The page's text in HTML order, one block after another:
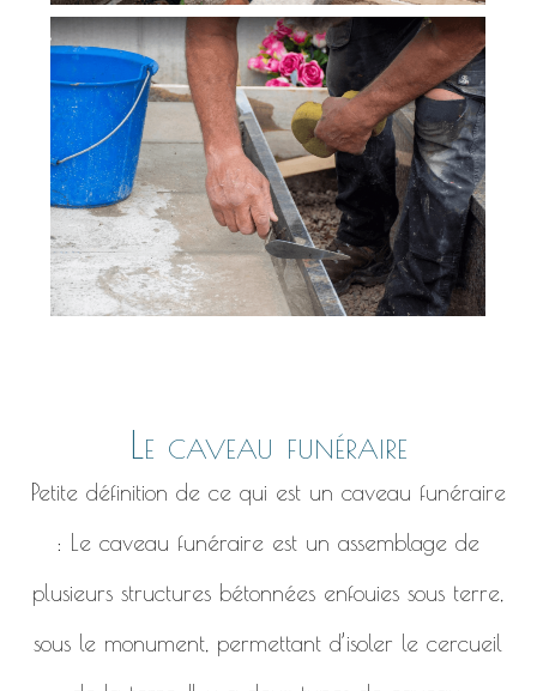
Le caveau funéraire
Petite définition de ce qui est un caveau funéraire
: Le caveau funéraire est un assemblage de
plusieurs structures bétonnées enfouies sous terre,
sous le monument, permettant d’isoler le cercueil